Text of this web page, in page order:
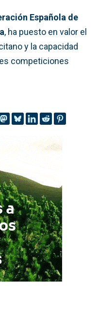
Española de
, ha puesto en valor el
y la capacidad
competiciones